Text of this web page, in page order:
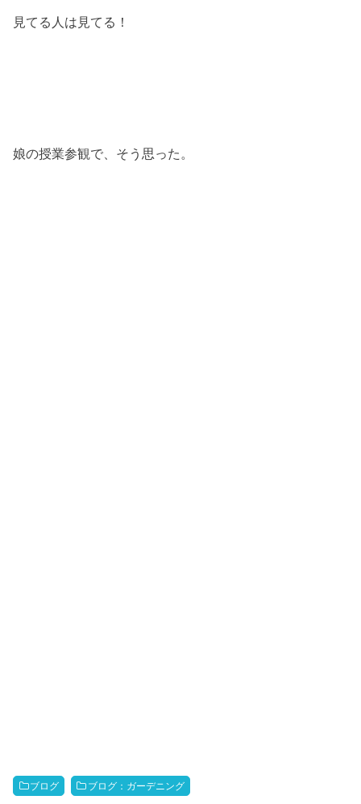
見てる人は見てる！
娘の授業参観で、そう思った。
ブログ ブログ：ガーデニング